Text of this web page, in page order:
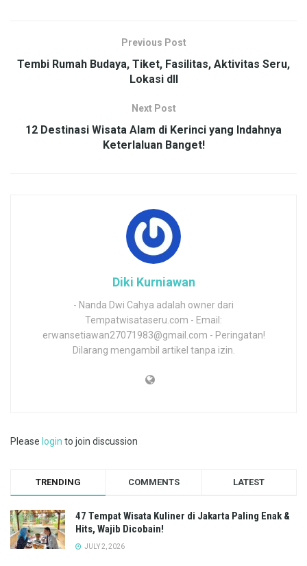
Previous Post
Tembi Rumah Budaya, Tiket, Fasilitas, Aktivitas Seru,
Lokasi dll
Next Post
12 Destinasi Wisata Alam di Kerinci yang Indahnya
Keterlaluan Banget!
Diki Kurniawan
- Nanda Dwi Cahya adalah owner dari
Tempatwisataseru.com - Email:
erwansetiawan27071983@gmail.com - Peringatan!
Dilarang mengambil artikel tanpa izin.
Please login to join discussion
TRENDING COMMENTS LATEST
47 Tempat Wisata Kuliner di Jakarta Paling Enak &
Hits, Wajib Dicobain!
JULY 2, 2026